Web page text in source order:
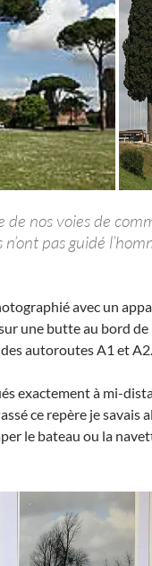
de nos voies de
pas guidé
avec un
une butte au bord
autoroutes A1 et A2.
exactement à mi-
ce repère je savais
le bateau ou la